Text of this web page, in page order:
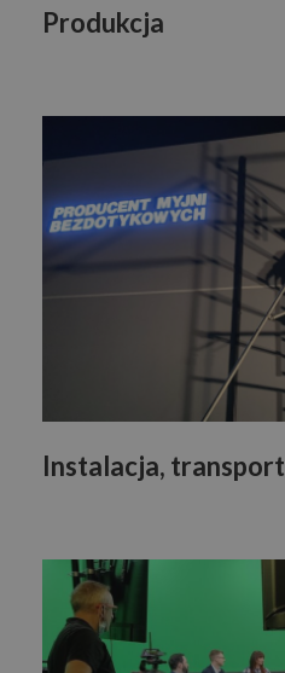
Produkcja
Instalacja, transport